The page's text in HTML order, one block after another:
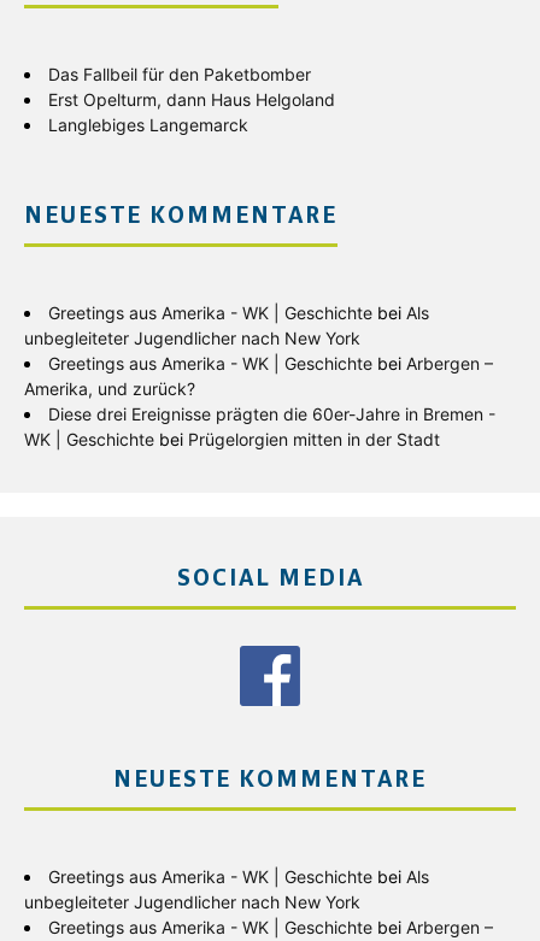
Das Fallbeil für den Paketbomber
Erst Opelturm, dann Haus Helgoland
Langlebiges Langemarck
NEUESTE KOMMENTARE
Greetings aus Amerika - WK | Geschichte bei Als
unbegleiteter Jugendlicher nach New York
Greetings aus Amerika - WK | Geschichte bei Arbergen –
Amerika, und zurück?
Diese drei Ereignisse prägten die 60er-Jahre in Bremen -
WK | Geschichte bei Prügelorgien mitten in der Stadt
SOCIAL MEDIA
NEUESTE KOMMENTARE
Greetings aus Amerika - WK | Geschichte bei Als
unbegleiteter Jugendlicher nach New York
Greetings aus Amerika - WK | Geschichte bei Arbergen –